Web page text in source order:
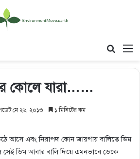
কোলে যারা……
মে ২৬, ২০১৩ ১ মিনিটের কম
আসে এবং নিরাপদ কোন জায়গায় বালিতে ডিম
সেই ডিম আবার বালি দিয়ে এমনভাবে ডেকে